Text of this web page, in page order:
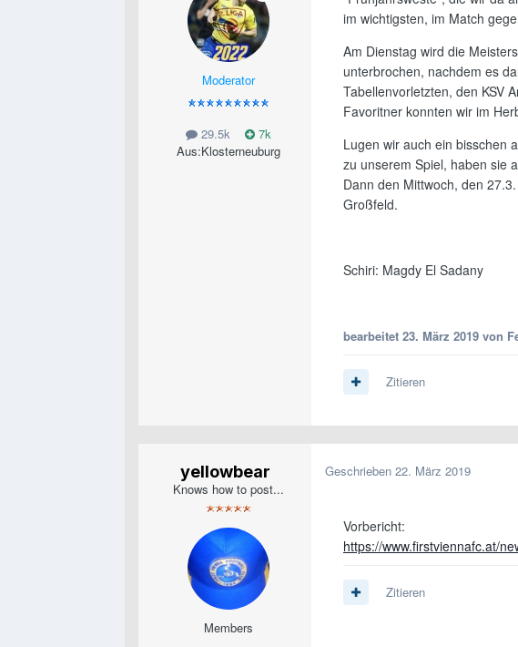
Moderator
29.5k
7k
Aus:Klosterneuburg
im wichtigsten, im Match
Am Dienstag wird die
unterbrochen, nachdem es
Tabellenvorletzten, den KSV
Favoritner konnten wir im
Lugen wir auch ein bisschen
zu unserem Spiel, haben sie
Dann den Mittwoch, den
Großfeld.
Schiri: Magdy El Sadany
bearbeitet 23. März 2019 von
Zitieren
yellowbear
Knows how to post...
Members
Geschrieben 22. März 2019
Vorbericht:
https://www.firstviennafc.at/
Zitieren